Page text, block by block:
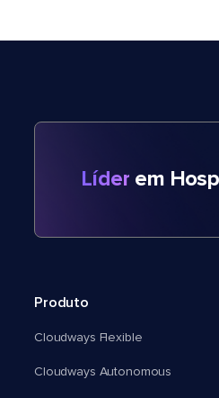
Líder em
Produto
Cloudways Flexible
Cloudways Autonomous